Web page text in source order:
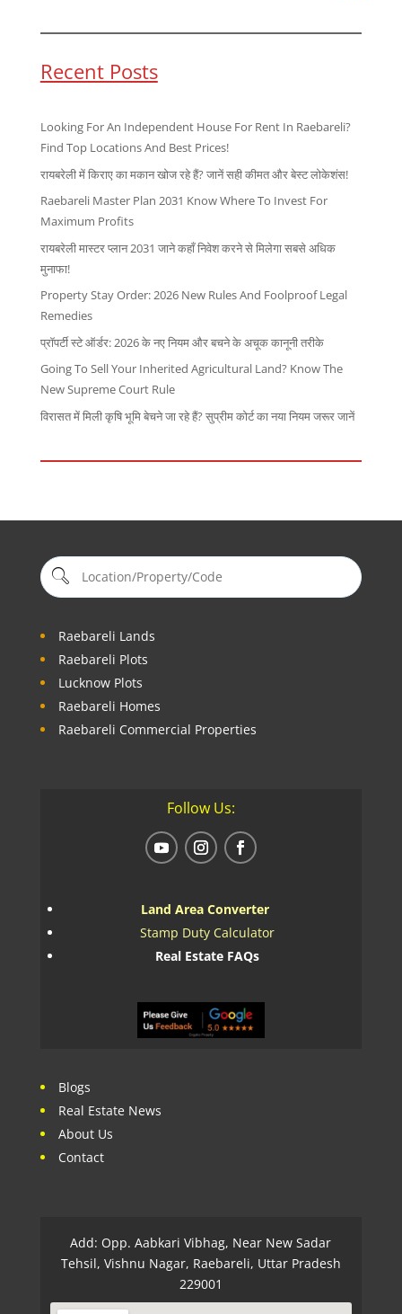
Recent Posts
Looking For An Independent House For Rent In Raebareli?
Find Top Locations And Best Prices!
रायबरेली में किराए का मकान खोज रहे हैं? जानें सही कीमत और बेस्ट लोकेशंस!
Raebareli Master Plan 2031 Know Where To Invest For
Maximum Profits
रायबरेली मास्टर प्लान 2031 जाने कहाँ निवेश करने से मिलेगा सबसे अधिक
मुनाफा!
Property Stay Order: 2026 New Rules And Foolproof Legal
Remedies
प्रॉपर्टी स्टे ऑर्डर: 2026 के नए नियम और बचने के अचूक कानूनी तरीके
Going To Sell Your Inherited Agricultural Land? Know The
New Supreme Court Rule
विरासत में मिली कृषि भूमि बेचने जा रहे हैं? सुप्रीम कोर्ट का नया नियम जरूर जानें
Raebareli Lands
Raebareli Plots
Lucknow Plots
Raebareli Homes
Raebareli Commercial Properties
Follow Us:
Land Area Converter
Stamp Duty Calculator
Real Estate FAQs
Blogs
Real Estate News
About Us
Contact
Add: Opp. Aabkari Vibhag, Near New Sadar
Tehsil, Vishnu Nagar, Raebareli, Uttar Pradesh
229001